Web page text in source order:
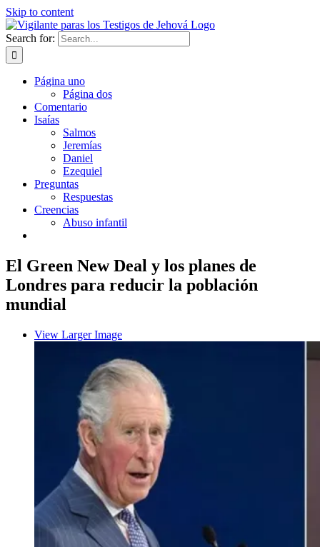
Skip to content
Search for:
Página uno
Página dos
Comentario
Isaías
Salmos
Jeremías
Daniel
Ezequiel
Preguntas
Respuestas
Creencias
Abuso infantil
El Green New Deal y los planes de
Londres para reducir la población
mundial
View Larger Image